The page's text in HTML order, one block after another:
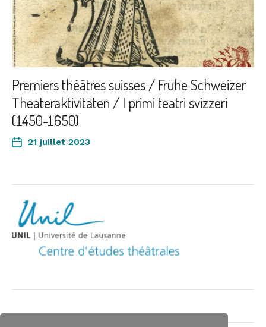
Premiers théâtres suisses / Frühe Schweizer
Theateraktivitäten / I primi teatri svizzeri
(1450-1650)
21 juillet 2023